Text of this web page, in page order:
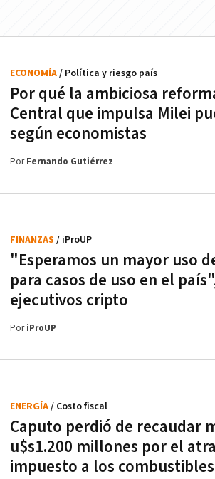
Por qué la ambiciosa
Central que impulsa Milei
según economistas
ECONOMÍA/ Política y riesgo país
PorFernando Gutiérrez
"Esperamos un mayor uso
para casos de uso en el
ejecutivos cripto
FINANZAS / iProUP
PoriProUP
Caputo perdió de recaudar
u$s1.200 millones por el
impuesto a los combustibles
ENERGÍA/ Costo fiscal